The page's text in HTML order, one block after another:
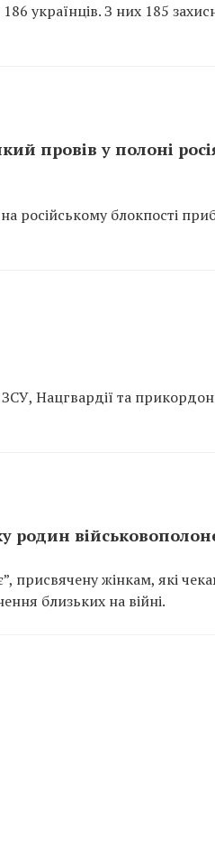
українців. З них 185
провів у полоні
російському блокпості
ЗСУ, Нацгвардії та
родин
присвячену жінкам, які
близьких на війні.